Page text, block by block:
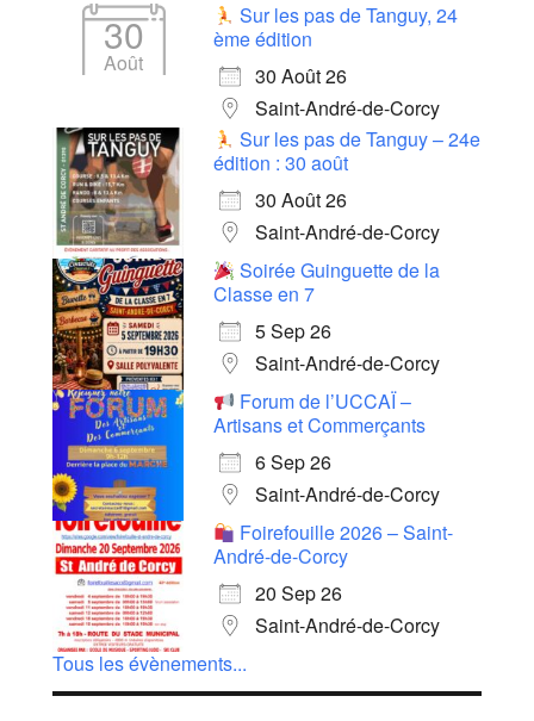
30
Août
Sur les pas de Tanguy, 24
ème édition
30 Août 26
Saint-André-de-Corcy
Sur les pas de Tanguy – 24e
édition : 30 août
30 Août 26
Saint-André-de-Corcy
Soirée Guinguette de la
Classe en 7
5 Sep 26
Saint-André-de-Corcy
Forum de l’UCCAÏ –
Artisans et Commerçants
6 Sep 26
Saint-André-de-Corcy
Foirefouille 2026 – Saint-
André-de-Corcy
20 Sep 26
Saint-André-de-Corcy
Tous les évènements...